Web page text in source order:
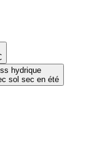
hydrique
sol sec en été